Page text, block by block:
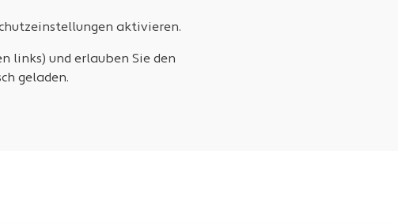
aktivieren.
links) und erlauben Sie den
geladen.